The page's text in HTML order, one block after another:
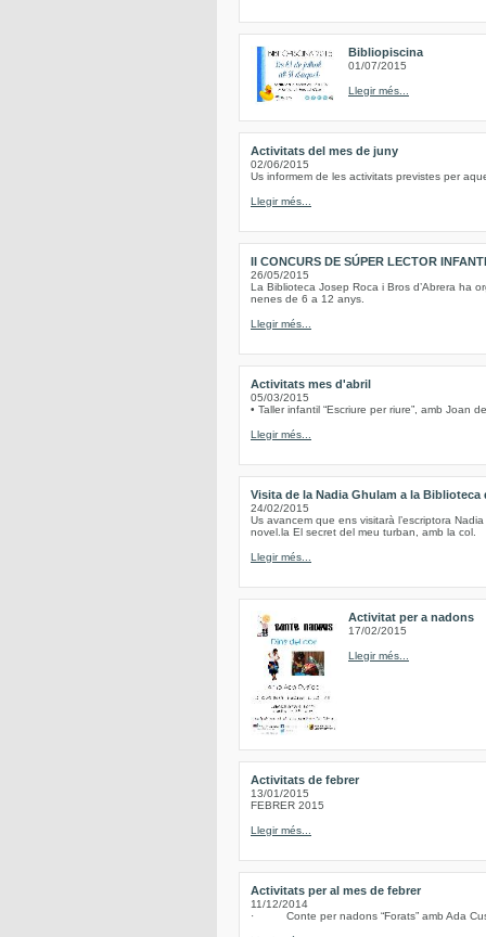
Bibliopiscina
01/07/2015
Llegir més...
Activitats del mes de juny
02/06/2015
Us informem de les activitats previstes per
Llegir més...
II CONCURS DE SÚPER LECTOR
26/05/2015
La Biblioteca Josep Roca i Bros d’Abrera ha
nenes de 6 a 12 anys.
Llegir més...
Activitats mes d'abril
05/03/2015
• Taller infantil “Escriure per riure”, amb Joan
Llegir més...
Visita de la Nadia Ghulam a la Biblioteca
24/02/2015
Us avancem que ens visitarà l’escriptora
novel.la El secret del meu turban, amb la col.
Llegir més...
Activitat per a nadons
17/02/2015
Llegir més...
Activitats de febrer
13/01/2015
FEBRER 2015
Llegir més...
Activitats per al mes de febrer
11/12/2014
· Conte per nadons “Forats” amb Ada